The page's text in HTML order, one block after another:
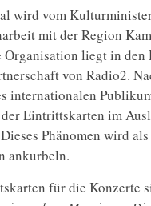
wird vom
mit der Region
Organisation liegt in den
von Radio2.
internationalen
Eintrittskarten im
Phänomen wird
ankurbeln.
für die Konzerte